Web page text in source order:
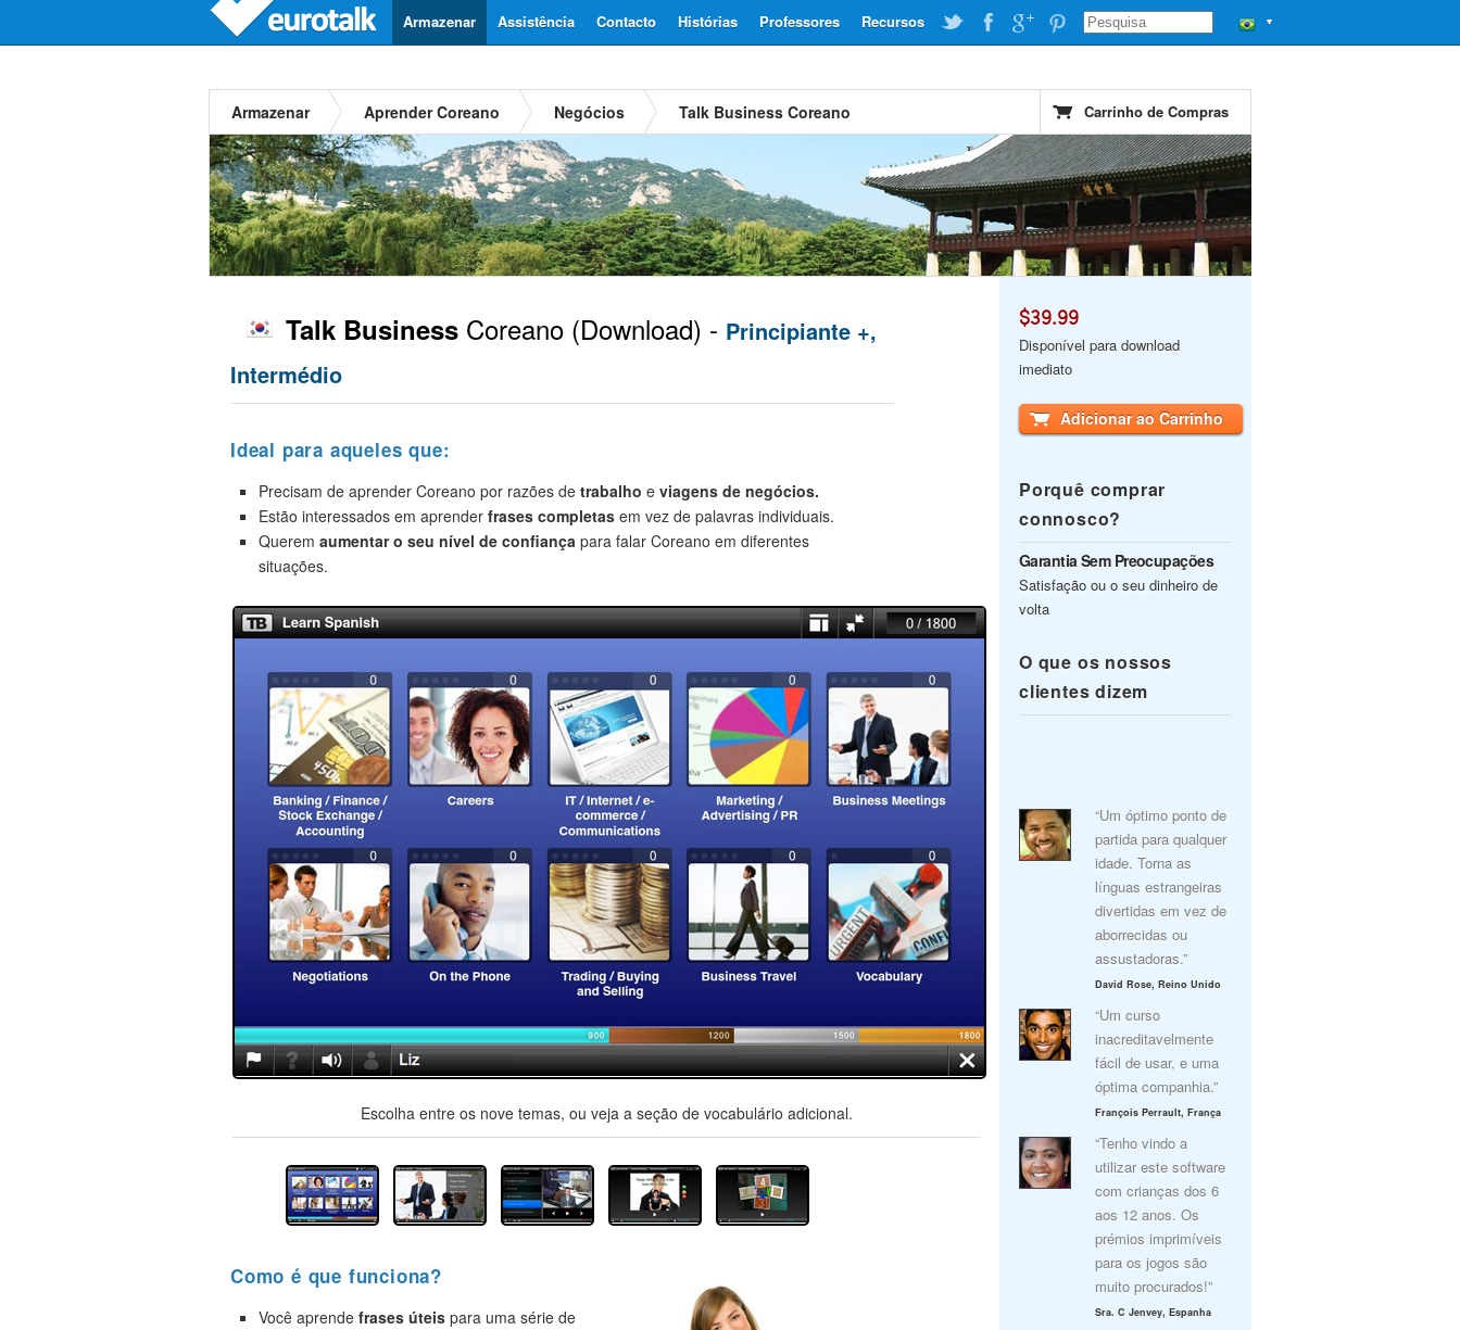
▼
Recursos
Professores
Histórias
Contacto
Assistência
Armazenar
Armazenar Aprender Coreano Negócios Talk Business Coreano Carrinho de Compras
Talk Business Coreano (Download) - Principiante +,
Intermédio
Ideal para aqueles que:
Precisam de aprender Coreano por razões de trabalho e viagens de negócios.
Estão interessados em aprender frases completas em vez de palavras individuais.
Querem aumentar o seu nível de confiança para falar Coreano em diferentes
situações.
Escolha entre os nove temas, ou veja a seção de vocabulário adicional.
Como é que funciona?
Você aprende frases úteis para uma série de
$39.99
Disponível para download
imediato
Adicionar ao Carrinho
Porquê comprar
connosco?
Garantia Sem Preocupações
Satisfação ou o seu dinheiro de
volta
O que os nossos
clientes dizem
“Um óptimo ponto de
partida para qualquer
idade. Torna as
línguas estrangeiras
divertidas em vez de
aborrecidas ou
assustadoras.”
David Rose, Reino Unido
“Um curso
inacreditavelmente
fácil de usar, e uma
óptima companhia.”
François Perrault, França
“Tenho vindo a
utilizar este software
com crianças dos 6
aos 12 anos. Os
prémios imprimíveis
para os jogos são
muito procurados!”
Sra. C Jenvey, Espanha